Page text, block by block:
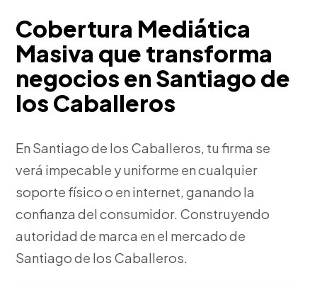
Cobertura Mediática
Masiva que transforma
negocios en Santiago de
los Caballeros
En Santiago de los Caballeros, tu firma se
verá impecable y uniforme en cualquier
soporte físico o en internet, ganando la
confianza del consumidor. Construyendo
autoridad de marca en el mercado de
Santiago de los Caballeros.